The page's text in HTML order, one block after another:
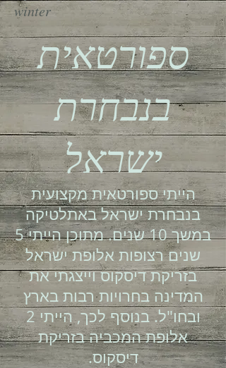
winter
ספורטאית
בנבחרת
ישראל
הייתי ספורטאית מקצועית
בנבחרת ישראל באתלטיקה
במשך 10 שנים. מתוכן הייתי 5
שנים רצופות אלופת ישראל
בזריקת דיסקוס וייצגתי את
המדינה בחרויות רבות בארץ
ובחו"ל. בנוסף לכך, הייתי 2
אלופת המכביה בזריקת
דיסקוס.